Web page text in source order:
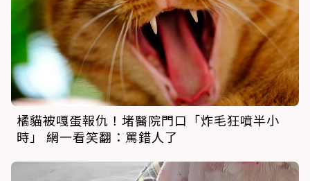
橘貓被嘎蛋報仇！堵醫院門口「炸毛狂噴半小
時」 網一看笑翻：罵錯人了